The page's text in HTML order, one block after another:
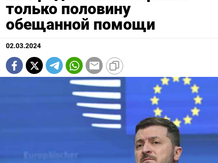
только половину
обещанной помощи
02.03.2024